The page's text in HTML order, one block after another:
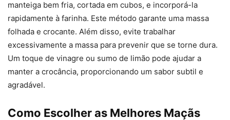
manteiga bem fria, cortada em cubos, e incorporá-la
rapidamente à farinha. Este método garante uma massa
folhada e crocante. Além disso, evite trabalhar
excessivamente a massa para prevenir que se torne dura.
Um toque de vinagre ou sumo de limão pode ajudar a
manter a crocância, proporcionando um sabor subtil e
agradável.
Como Escolher as Melhores Maçãs